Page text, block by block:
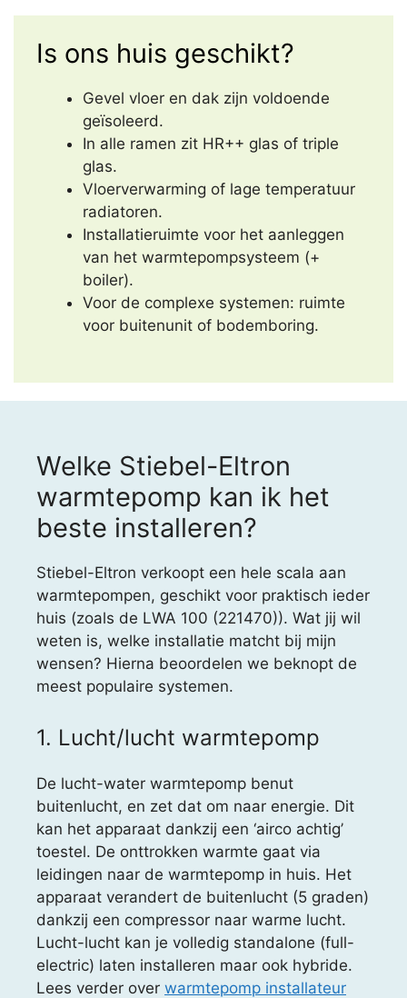
Is ons huis geschikt?
Gevel vloer en dak zijn voldoende
geïsoleerd.
In alle ramen zit HR++ glas of triple
glas.
Vloerverwarming of lage temperatuur
radiatoren.
Installatieruimte voor het aanleggen
van het warmtepompsysteem (+
boiler).
Voor de complexe systemen: ruimte
voor buitenunit of bodemboring.
Welke Stiebel-Eltron
warmtepomp kan ik het
beste installeren?
Stiebel-Eltron verkoopt een hele scala aan
warmtepompen, geschikt voor praktisch ieder
huis (zoals de LWA 100 (221470)). Wat jij wil
weten is, welke installatie matcht bij mijn
wensen? Hierna beoordelen we beknopt de
meest populaire systemen.
1. Lucht/lucht warmtepomp
De lucht-water warmtepomp benut
buitenlucht, en zet dat om naar energie. Dit
kan het apparaat dankzij een ‘airco achtig’
toestel. De onttrokken warmte gaat via
leidingen naar de warmtepomp in huis. Het
apparaat verandert de buitenlucht (5 graden)
dankzij een compressor naar warme lucht.
Lucht-lucht kan je volledig standalone (full-
electric) laten installeren maar ook hybride.
Lees verder over warmtepomp installateur